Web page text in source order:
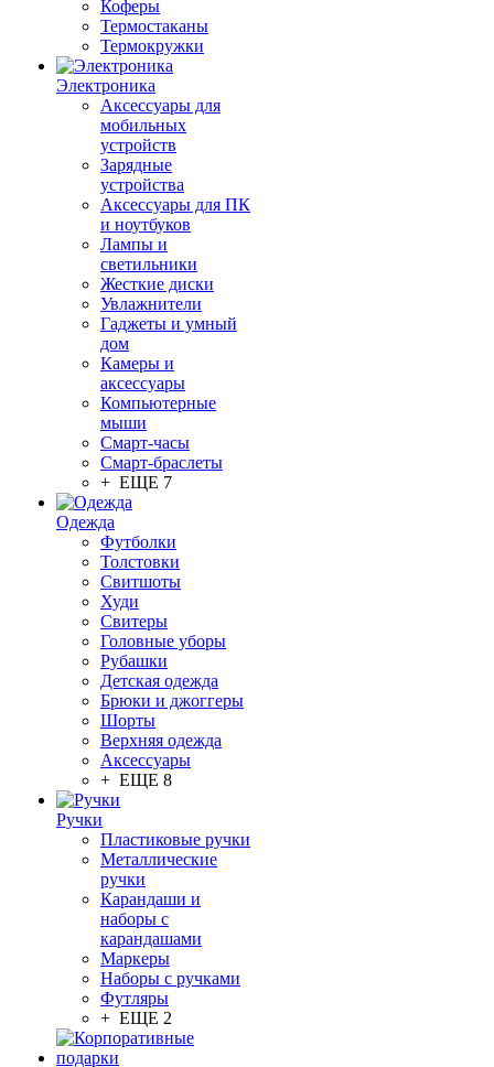
Коферы
Термостаканы
Термокружки
Электроника
Аксессуары для
мобильных
устройств
Зарядные
устройства
Аксессуары для ПК
и ноутбуков
Лампы и
светильники
Жесткие диски
Увлажнители
Гаджеты и умный
дом
Камеры и
аксессуары
Компьютерные
мыши
Смарт-часы
Смарт-браслеты
+ ЕЩЕ 7
Одежда
Футболки
Толстовки
Свитшоты
Худи
Свитеры
Головные уборы
Рубашки
Детская одежда
Брюки и джоггеры
Шорты
Верхняя одежда
Аксессуары
+ ЕЩЕ 8
Ручки
Пластиковые ручки
Металлические
ручки
Карандаши и
наборы с
карандашами
Маркеры
Наборы с ручками
Футляры
+ ЕЩЕ 2